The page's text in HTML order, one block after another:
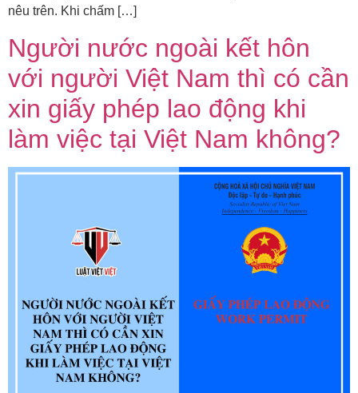
nêu trên. Khi chấm […]
Người nước ngoài kết hôn
với người Việt Nam thì có cần
xin giấy phép lao động khi
làm việc tại Việt Nam không?